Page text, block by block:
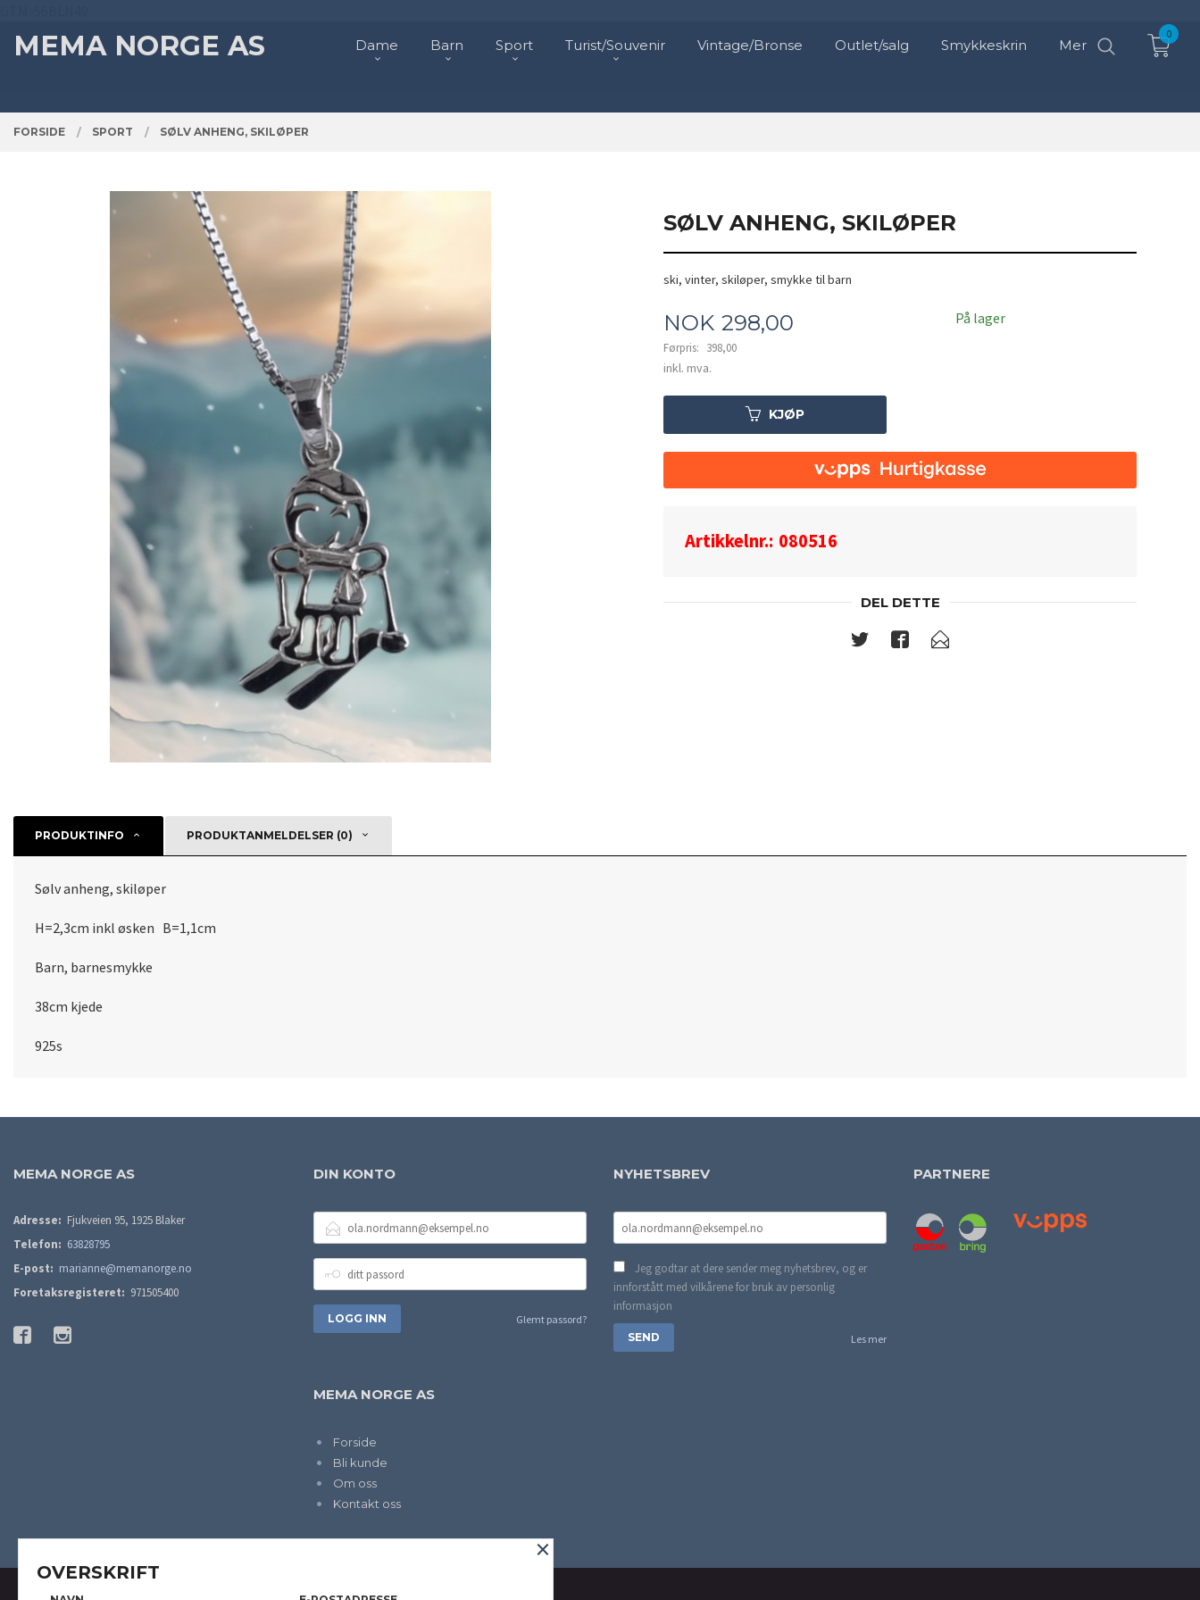
til
innholdet
MEMA NORGE AS Dame Barn Sport Turist/Souvenir Vintage/Bronse Outlet/salg Smykkeskrin Mer
0
FORSIDE SPORT SØLV ANHENG, SKILØPER
SØLV ANHENG, SKILØPER
ski, vinter, skiløper, smykke til barn
Tilbud
NOK 298,00
Førpris: 398,00
Rabatt
inkl. mva.
På lager
KJØP
Artikkelnr.: 080516
DEL DETTE
PRODUKTINFO PRODUKTANMELDELSER (0)
Sølv anheng, skiløper
H=2,3cm inkl øsken B=1,1cm
Barn, barnesmykke
38cm kjede
925s
MEMA NORGE AS
Adresse: Fjukveien 95, 1925 Blaker
Telefon: 63828795
E-post: marianne@memanorge.no
Foretaksregisteret: 971505400
DIN KONTO
POSTADRESSE
PASSORD
Glemt passord?
MEMA NORGE AS
Forside
Bli kunde
Om oss
Kontakt oss
NYHETSBREV
Jeg godtar at dere sender meg nyhetsbrev, og er
innforstått med vilkårene for bruk av personlig
informasjon
Les mer
PARTNERE
×
OVERSKRIFT